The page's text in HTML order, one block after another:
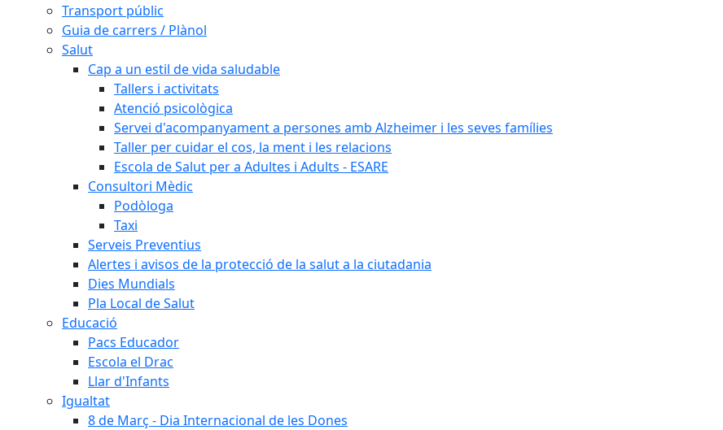
Transport públic
Guia de carrers / Plànol
Salut
Cap a un estil de vida saludable
Tallers i activitats
Atenció psicològica
Servei d'acompanyament a persones amb Alzheimer i les seves famílies
Taller per cuidar el cos, la ment i les relacions
Escola de Salut per a Adultes i Adults - ESARE
Consultori Mèdic
Podòloga
Taxi
Serveis Preventius
Alertes i avisos de la protecció de la salut a la ciutadania
Dies Mundials
Pla Local de Salut
Educació
Pacs Educador
Escola el Drac
Llar d'Infants
Igualtat
8 de Març - Dia Internacional de les Dones